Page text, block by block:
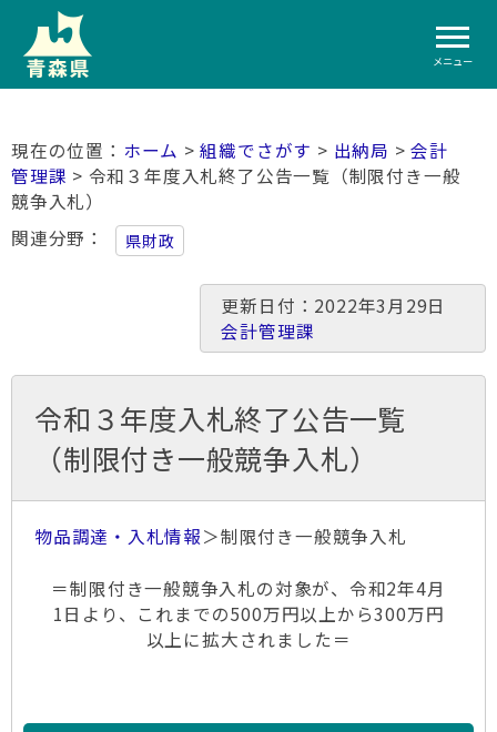
メニュー
ホーム >組織でさがす > 出納局 >会計
管理課 > 令和３年度入札終了公告一覧（制限付き一般
競争入札）
関連分野
県財政
更新日付：2022年3月29日
会計管理課
令和３年度入札終了公告一覧
（制限付き一般競争入札）
物品調達・入札情報＞制限付き一般競争入札
＝制限付き一般競争入札の対象が、令和2年4月
1日より、これまでの500万円以上から300万円
以上に拡大されました＝